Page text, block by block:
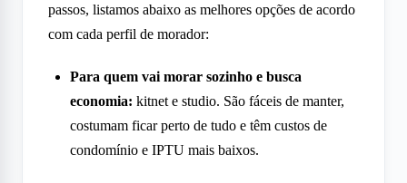
passos, listamos abaixo as melhores opções de acordo
com cada perfil de morador:
Para quem vai morar sozinho e busca
economia: kitnet e studio. São fáceis de manter,
costumam ficar perto de tudo e têm custos de
condomínio e IPTU mais baixos.